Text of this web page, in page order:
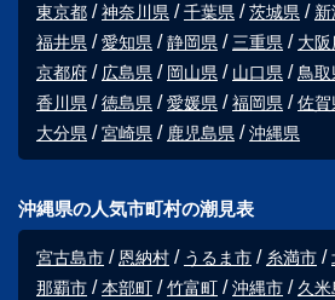
東京都
神奈川県 千葉県 茨城県 新
福井県
愛知県 静岡県 三重県 大阪
京都府
広島県 岡山県 山口県 鳥取
香川県
徳島県 愛媛県 福岡県 佐賀
大分県
宮崎県 鹿児島県 沖縄県
沖縄県の人気市町村の潮見表
宮古島市 恩納村 うるま市 糸満市
那覇市
本部町 竹富町 沖縄市 久